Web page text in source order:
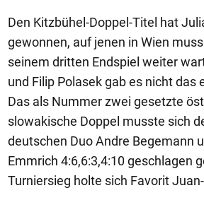
Den Kitzbühel-Doppel-Titel hat
gewonnen, auf jenen in Wien
seinem dritten Endspiel weiter
und Filip Polasek gab es nicht das
Das als Nummer zwei gesetzte
slowakische Doppel musste sich
deutschen Duo Andre Begemann
Emmrich 4:6,6:3,4:10 geschlagen
Turniersieg holte sich Favorit